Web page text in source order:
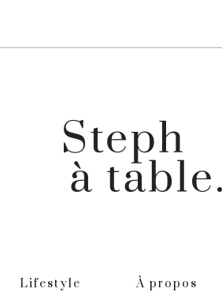
Lifestyle À propos